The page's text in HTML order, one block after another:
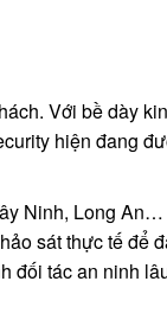
Với bề dày
hiện đang
Ninh, Long
sát thực tế để
đối tác an ninh